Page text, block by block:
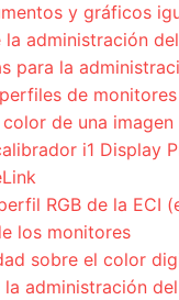
y gráficos
la administración
para la
de
de una imagen
i1 Display
RGB de la ECI
los monitores
sobre el color
administración